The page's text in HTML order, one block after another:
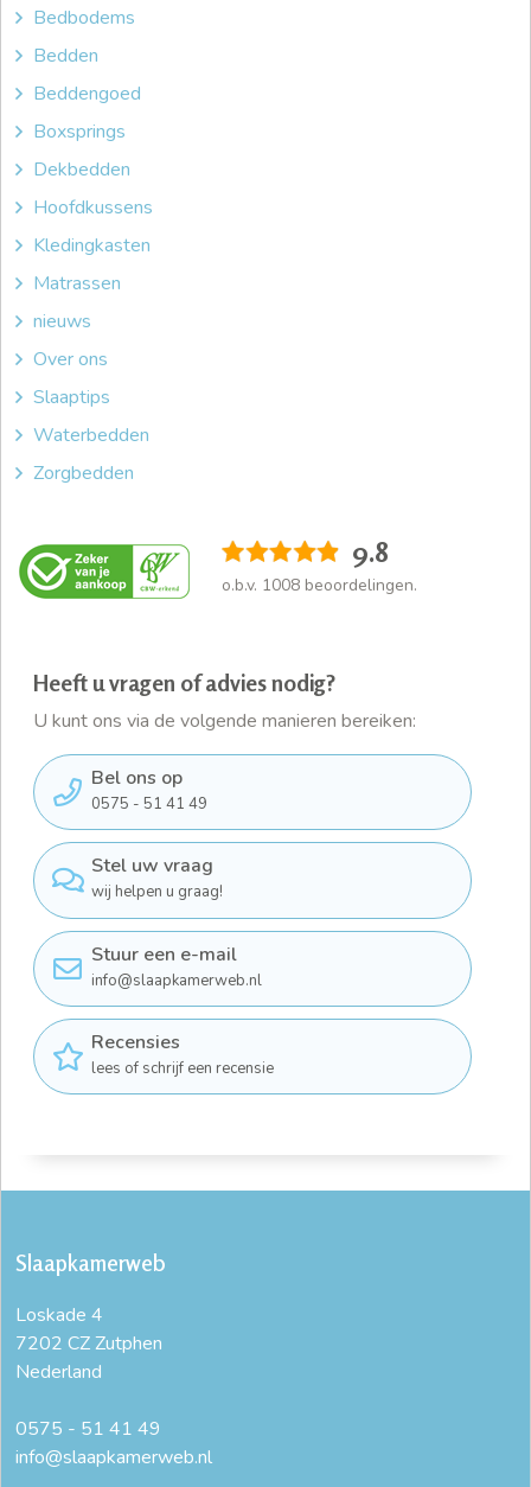
Bedbodems
Bedden
Beddengoed
Boxsprings
Dekbedden
Hoofdkussens
Kledingkasten
Matrassen
nieuws
Over ons
Slaaptips
Waterbedden
Zorgbedden
9.8
o.b.v. 1008 beoordelingen.
Heeft u vragen of advies nodig?
U kunt ons via de volgende manieren bereiken:
Bel ons op
0575 - 51 41 49
Stel uw vraag
wij helpen u graag!
Stuur een e-mail
info@slaapkamerweb.nl
Recensies
lees of schrijf een recensie
Slaapkamerweb
Loskade 4
7202 CZ Zutphen
Nederland
0575 - 51 41 49
info@slaapkamerweb.nl